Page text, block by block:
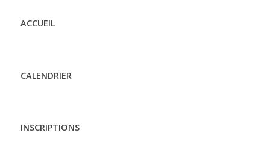
ACCUEIL
CALENDRIER
INSCRIPTIONS